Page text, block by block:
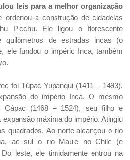
leis para a melhor organização
a construção de cidadelas
Picchu. Ele ligou o florescente
quilômetros de estradas incas (o
ele fundou o império Inca, também
foi Túpac Yupanqui (1411 – 1493),
do império Inca. O mesmo
Cápac (1468 – 1524), seu filho e
máxima do império. Atingiu
quadrados. Ao norte alcançou o rio
ao sul o rio Maule no Chile (e
leste, ele timidamente entrou na